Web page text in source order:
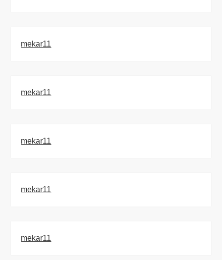
mekar11
mekar11
mekar11
mekar11
mekar11